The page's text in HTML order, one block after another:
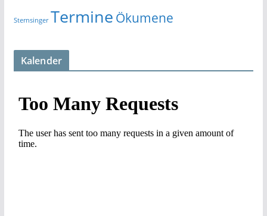
Sternsinger Termine Ökumene
Kalender